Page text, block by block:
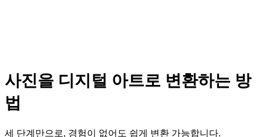
사진을 디지털 아트로 변환하는 방
법
세 단계만으로, 경험이 없어도 쉽게 변환 가능합니다.